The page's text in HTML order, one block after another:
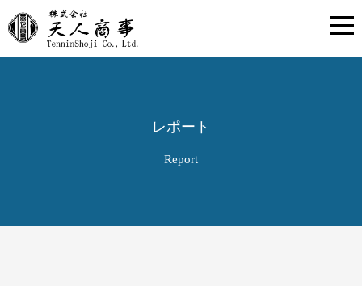
レポート
Report